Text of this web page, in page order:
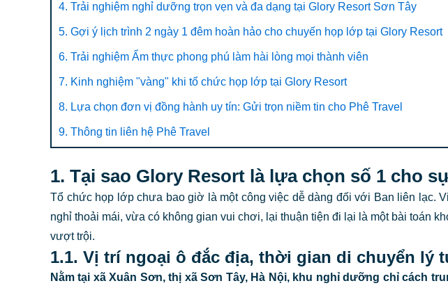
4. Trải nghiệm nghỉ dưỡng trọn vẹn và đa dạng tại Glory Resort Sơn Tây
5. Gợi ý lịch trình 2 ngày 1 đêm hoàn hảo cho chuyến họp lớp tại Glory Resort
6. Trải nghiệm Ẩm thực phong phú làm hài lòng mọi thành viên
7. Kinh nghiệm "vàng" khi tổ chức họp lớp tại Glory Resort
8. Lựa chọn đơn vị đồng hành uy tín: Gửi trọn niềm tin cho Phê Travel
9. Thông tin liên hệ Phê Travel
1. Tại sao Glory Resort là lựa chọn số 1 cho
Tổ chức họp lớp chưa bao giờ là một công việc dễ dàng đối với Ban liên lạc.
nghỉ thoải mái, vừa có không gian vui chơi, lại thuận tiện đi lại là một bài toán
vượt trội.
1.1. Vị trí ngoại ô đắc địa, thời gian di chuyển lý
Nằm tại xã Xuân Sơn, thị xã Sơn Tây, Hà Nội, khu nghỉ dưỡng chỉ cách